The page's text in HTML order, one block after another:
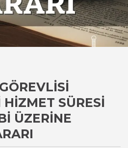
SÜRESI
ÜZERINE